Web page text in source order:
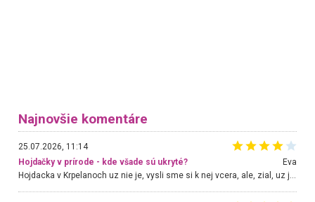
Najnovšie komentáre
25.07.2026, 11:14
Hojdačky v prírode - kde všade sú ukryté?
Eva
Hojdacka v Krpelanoch uz nie je, vysli sme si k nej vcera, ale, zial, uz je znicena. Ak sem planujete cestu len kvoli hojdacke, mozete si ju usetrit. Krasny vyhlad je tu vsak aj bez hojdacky :-)